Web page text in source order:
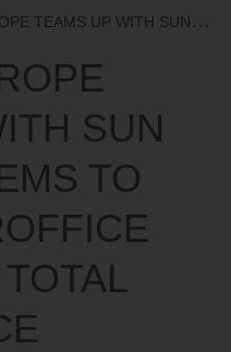
SUN MICROSYSTEMS TO OFFER STAROFFICE 5.2...
SUN
TO